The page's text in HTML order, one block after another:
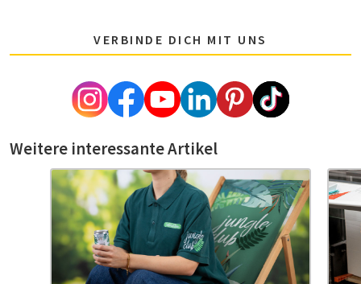
VERBINDE DICH MIT UNS
Weitere interessante Artikel